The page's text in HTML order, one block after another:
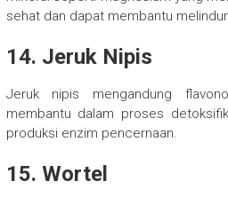
sehat dan dapat membantu
14. Jeruk Nipis
Jeruk nipis mengandung
membantu dalam proses
produksi enzim pencernaan.
15. Wortel